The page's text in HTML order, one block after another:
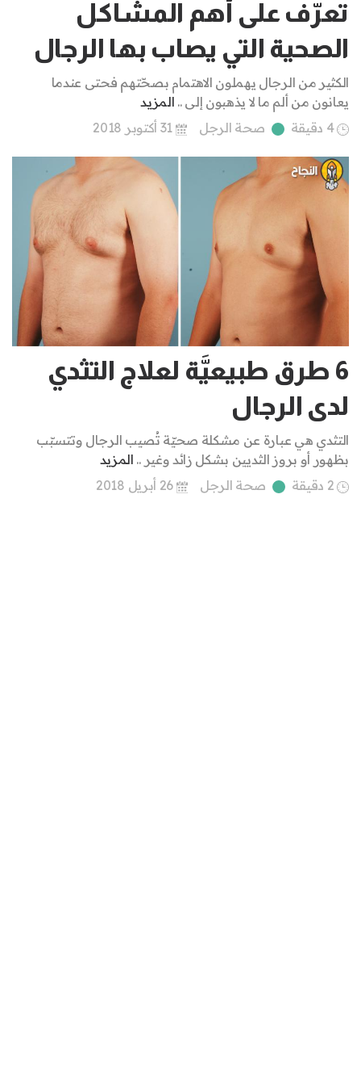
تعرّف على أهم المشاكل
الصحية التي يصاب بها الرجال
الكثير من الرجال يهملون الاهتمام بصحّتهم فحتى عندما
يعانون من ألم ما لا يذهبون إلى .. المزيد
4 دقيقة
صحة الرجل 31 أكتوبر 2018
6 طرق طبيعيَّة لعلاج التثدي
لدى الرجال
التثدي هي عبارة عن مشكلة صحيّة تُصيب الرجال وتتسبّب
بظهور أو بروز الثديين بشكل زائد وغير .. المزيد
2 دقيقة
صحة الرجل 26 أبريل 2018